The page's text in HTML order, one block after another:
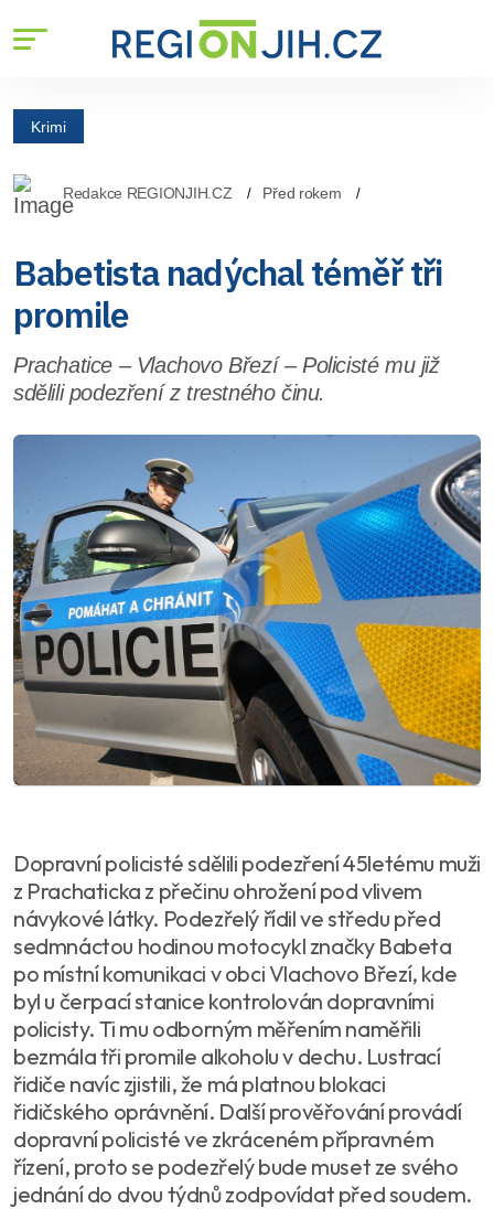
Krimi
Redakce REGIONJIH.CZ Před rokem
Babetista nadýchal téměř tři
promile
Prachatice – Vlachovo Březí – Policisté mu již
sdělili podezření z trestného činu.
Dopravní policisté sdělili podezření 45letému muži
z Prachaticka z přečinu ohrožení pod vlivem
návykové látky. Podezřelý řídil ve středu před
sedmnáctou hodinou motocykl značky Babeta
po místní komunikaci v obci Vlachovo Březí, kde
byl u čerpací stanice kontrolován dopravními
policisty. Ti mu odborným měřením naměřili
bezmála tři promile alkoholu v dechu. Lustrací
řidiče navíc zjistili, že má platnou blokaci
řidičského oprávnění. Další prověřování provádí
dopravní policisté ve zkráceném přípravném
řízení, proto se podezřelý bude muset ze svého
jednání do dvou týdnů zodpovídat před soudem.